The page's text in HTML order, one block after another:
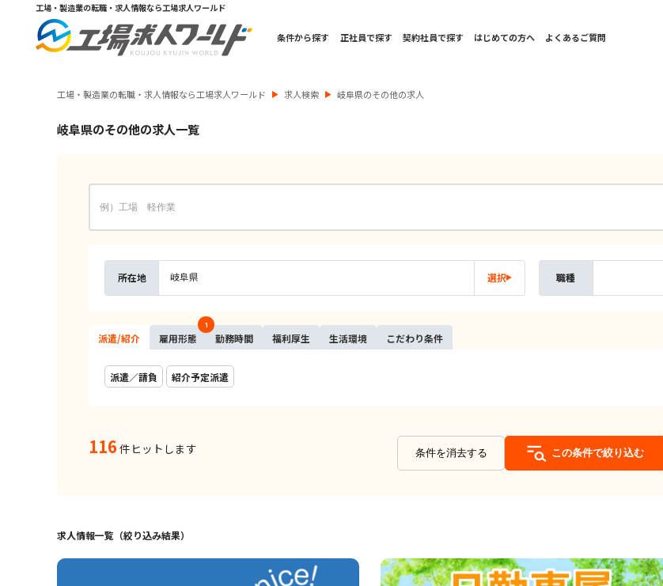
工場・製造業の転職・求人情報なら工場求人ワールド
条件から探す 正社員で探す 契約社員で探す はじめての方へ よくあるご質問
工場・製造業の転職・求人情報なら工場求人ワールド 求人検索 岐阜県のその他の求人
岐阜県のその他の求人一覧
所在地 岐阜県 選択 職種
派遣/紹介 雇用形態
1
勤務時間 福利厚生 生活環境 こだわり条件
派遣／請負 紹介予定派遣
116 件ヒットします 条件を消去する この条件で絞り込む
求人情報一覧（絞り込み結果）